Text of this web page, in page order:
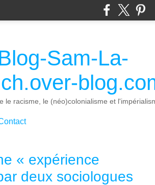
Sam-La-
le racisme, le (néo)colonialisme et
« expérience
deux sociologues